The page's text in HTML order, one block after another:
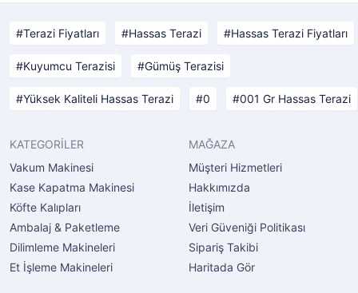
Terazi Fiyatları Hassas Terazi Hassas Terazi Fiyatları
Kuyumcu Terazisi Gümüş Terazisi
Yüksek Kaliteli Hassas Terazi 0 001 Gr Hassas Terazi
KATEGORİLER
Vakum Makinesi
Kase Kapatma Makinesi
Köfte Kalıpları
Ambalaj & Paketleme
Dilimleme Makineleri
Et İşleme Makineleri
MAĞAZA
Müşteri Hizmetleri
Hakkımızda
İletişim
Veri Güveniği Politikası
Sipariş Takibi
Haritada Gör